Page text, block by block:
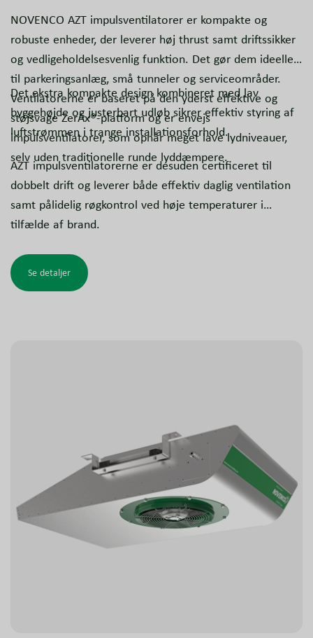
NOVENCO AZT impulsventilatorer er kompakte og
robuste enheder, der leverer høj thrust samt driftssikker
og vedligeholdelsesvenlig funktion. Det gør dem ideelle
til parkeringsanlæg, små tunneler og serviceområder.
Ventilatorerne er baseret på den yderst effektive og
støjsvage ZerAx®-platform og er envejs
impulsventilatorer, som opnår meget lave lydniveauer,
selv uden traditionelle runde lyddæmpere.
Det ekstra kompakte design kombineret med lav
byggehøjde og justerbart udløb sikrer effektiv styring af
luftstrømmen i trange installationsforhold.
AZT impulsventilatorerne er desuden certificeret til
dobbelt drift og leverer både effektiv daglig ventilation
samt pålidelig røgkontrol ved høje temperaturer i
tilfælde af brand.
Se detaljer